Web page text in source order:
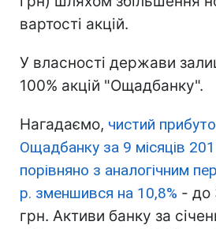
вартості акцій.
У власності держави
100% акцій "Ощадбанку".
Нагадаємо, чистий
Ощадбанку за 9 місяців
порівняно з аналогічним
р. зменшився на 10,8% - до
грн. Активи банку за